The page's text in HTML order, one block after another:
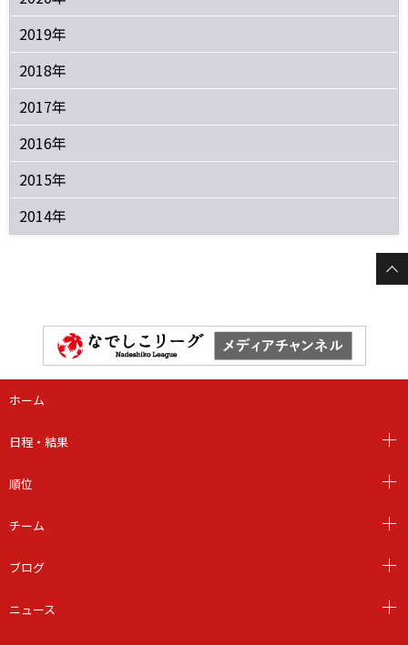
2019年
2018年
2017年
2016年
2015年
2014年
ホーム
日程・結果
順位
チーム
ブログ
ニュース